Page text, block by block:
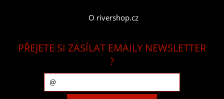
O rivershop.cz
PŘEJETE SI ZASÍLAT EMAILY NEWSLETTER
?